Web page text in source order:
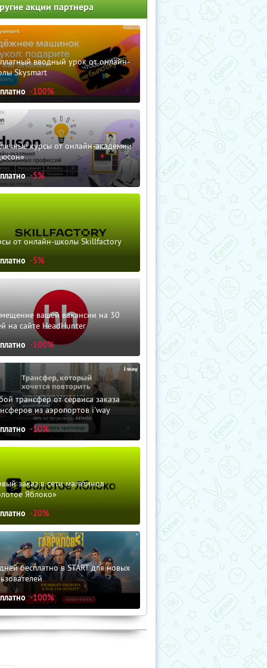
акции партнера
вводный урок от онлайн-
Skysmart
-100%
курсы от онлайн-академии
-5%
от онлайн-школы Skillfactory
-5%
вашей вакансии на 30
на сайте HeadHunter
-100%
трансфер от сервиса заказа
из аэропортов i'way
-10%
заказ в сети магазинов
Яблоко»
-20%
бесплатно в START для новых
-100%